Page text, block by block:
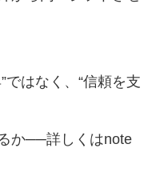
ではなく、“信頼を支
か──詳しくはnote